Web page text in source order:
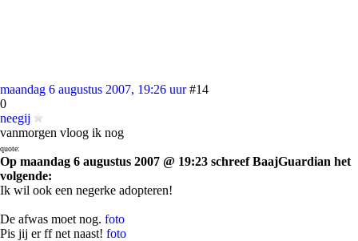
maandag 6 augustus 2007, 19:26 uur #14
0
neegij
vanmorgen vloog ik nog
quote:
Op maandag 6 augustus 2007 @ 19:23 schreef BaajGuardian het
volgende:
Ik wil ook een negerke adopteren!
De afwas moet nog. foto
Pis jij er ff net naast! foto